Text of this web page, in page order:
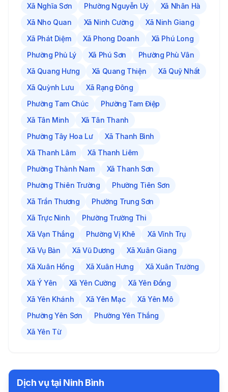
Dịch vụ tại Ninh Bình
Xã Nghĩa Sơn
Phường Nguyễn Uý
Xã Nhân Hà
Xã Nho Quan
Xã Ninh Cường
Xã Ninh Giang
Xã Phát Diệm
Xã Phong Doanh
Xã Phú Long
Phường Phủ Lý
Xã Phú Sơn
Phường Phù Vân
Xã Quang Hưng
Xã Quang Thiện
Xã Quỹ Nhất
Xã Quỳnh Lưu
Xã Rạng Đông
Phường Tam Chúc
Phường Tam Điệp
Xã Tân Minh
Xã Tân Thanh
Phường Tây Hoa Lư
Xã Thanh Bình
Xã Thanh Lâm
Xã Thanh Liêm
Phường Thành Nam
Xã Thanh Sơn
Phường Thiên Trường
Phường Tiên Sơn
Xã Trần Thương
Phường Trung Sơn
Xã Trực Ninh
Phường Trường Thi
Xã Vạn Thắng
Phường Vị Khê
Xã Vĩnh Trụ
Xã Vụ Bản
Xã Vũ Dương
Xã Xuân Giang
Xã Xuân Hồng
Xã Xuân Hưng
Xã Xuân Trường
Xã Ý Yên
Xã Yên Cường
Xã Yên Đồng
Xã Yên Khánh
Xã Yên Mạc
Xã Yên Mô
Phường Yên Sơn
Phường Yên Thắng
Xã Yên Từ